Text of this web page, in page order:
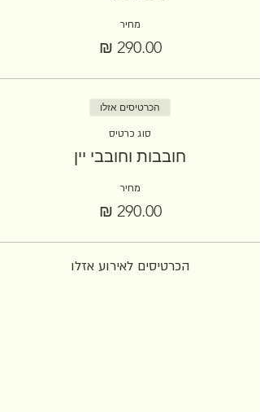
מחיר
‏290.00 ‏₪
הכרטיסים אזלו
סוג כרטיס
חובבות וחובבי יין
מחיר
‏290.00 ‏₪
הכרטיסים לאירוע אזלו